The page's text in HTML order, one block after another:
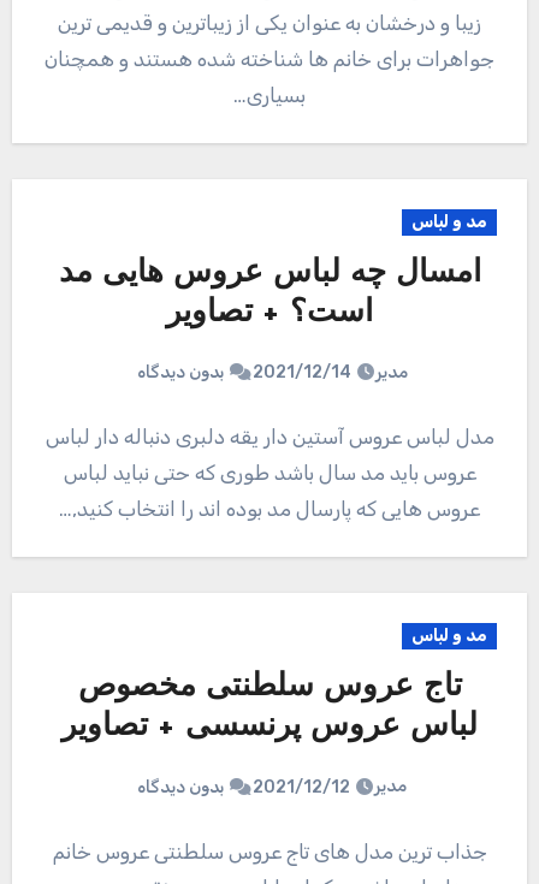
زیبا و درخشان به عنوان یکی از زیباترین و قدیمی ترین
جواهرات برای خانم ها شناخته شده هستند و همچنان
بسیاری…
مد و لباس
امسال چه لباس عروس هایی مد
است؟ + تصاویر
مدیر 2021/12/14 بدون دیدگاه
مدل لباس عروس آستین دار یقه دلبری دنباله دار لباس
عروس باید مد سال باشد طوری که حتی نباید لباس
عروس هایی که پارسال مد بوده اند را انتخاب کنید,…
مد و لباس
تاج عروس سلطنتی مخصوص
لباس عروس پرنسسی + تصاویر
مدیر 2021/12/12 بدون دیدگاه
جذاب ترین مدل های تاج عروس سلطنتی عروس خانم